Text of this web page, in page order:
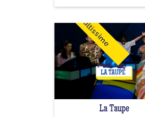
Cultissime
La Taupe